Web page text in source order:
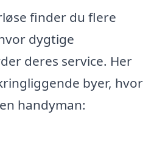
finder du flere
dygtige
deres service. Her
byer, hvor
handyman: